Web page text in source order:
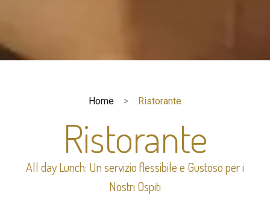
Home Ristorante
Ristorante
All day Lunch: Un servizio flessibile e Gustoso per i
Nostri Ospiti